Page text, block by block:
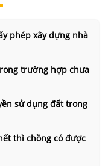
phép xây dựng nhà
trường hợp chưa
sử dụng đất trong
thì chồng có được